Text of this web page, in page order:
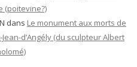
(poitevine?)
dans Le monument aux morts de
Jean-d’Angély (du sculpteur Albert